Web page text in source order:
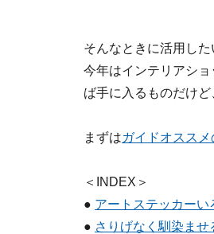
そんなときに活用し
今年はインテリアシ
ば手に入るものだけ
まずはガイドオスス
＜INDEX＞
● アートステッカー
● さりげなく馴染ませ